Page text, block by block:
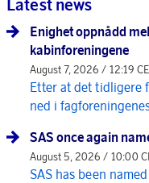
Latest news
Enighet oppnådd
kabinforeningene
August 7, 2026 / 12:19
Etter at det tidligere
ned i
SAS once again
August 5, 2026 / 10:00
SAS has been